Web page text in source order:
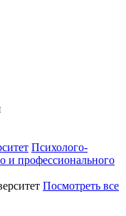
Психолого-
и профессионального
Посмотреть все